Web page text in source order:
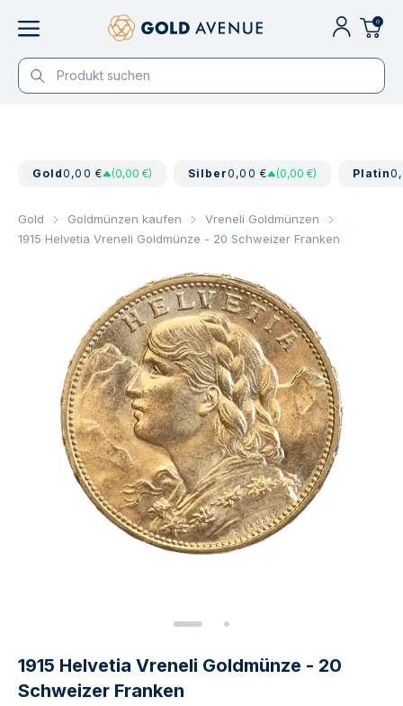
0
Gold0,00 € (0,00 €) Silber0,00 € (0,00 €) Platin
Gold Goldmünzen kaufen
Vreneli Goldmünzen
1915 Helvetia Vreneli Goldmünze - 20 Schweizer Franken
1915 Helvetia Vreneli Goldmünze - 20
Schweizer Franken